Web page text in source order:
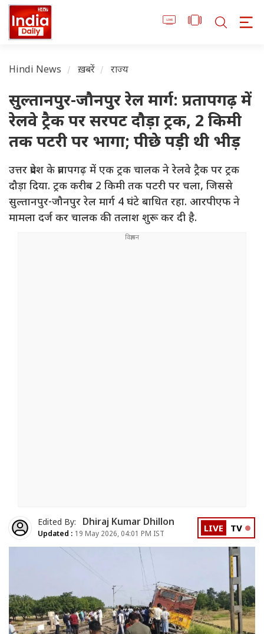
Hindi News ख़बरें राज्य
सुल्तानपुर-जौनपुर रेल मार्ग: प्रतापगढ़ में
रेलवे ट्रैक पर सरपट दौड़ा ट्रक, 2 किमी
तक पटरी पर भागा; पीछे पड़ी थी भीड़
उत्तर प्रदेश के प्रतापगढ़ में एक ट्रक चालक ने रेलवे ट्रैक पर ट्रक
दौड़ा दिया. ट्रक करीब 2 किमी तक पटरी पर चला, जिससे
सुल्तानपुर-जौनपुर रेल मार्ग 4 घंटे बाधित रहा. आरपीएफ ने
मामला दर्ज कर चालक की तलाश शुरू कर दी है.
Edited By: Dhiraj Kumar Dhillon
Updated : 19 May 2026, 04:01 PM IST LIVE TV